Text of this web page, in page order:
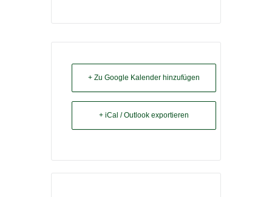
+ Zu Google Kalender hinzufügen
+ iCal / Outlook exportieren